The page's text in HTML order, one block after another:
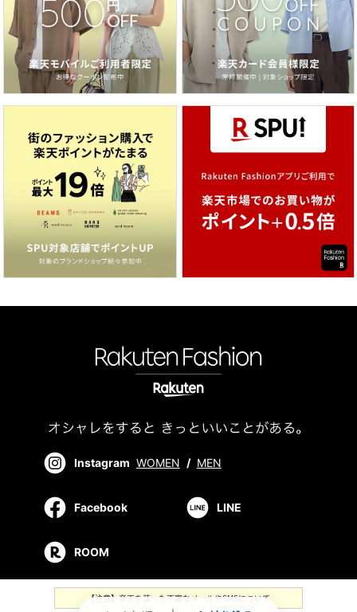
Instagram WOMEN / MEN
Facebook LINE
ROOM
【注意】楽天を装った不審なメールやSMSについて